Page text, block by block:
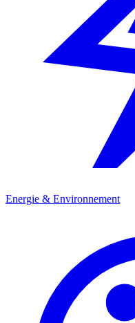
Energie & Environnement